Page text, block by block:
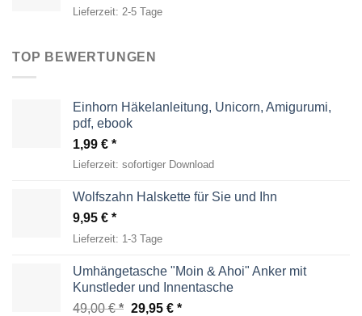
Lieferzeit: 2-5 Tage
TOP BEWERTUNGEN
Einhorn Häkelanleitung, Unicorn, Amigurumi,
pdf, ebook
1,99 €
Lieferzeit: sofortiger Download
Wolfszahn Halskette für Sie und Ihn
9,95 €
Lieferzeit: 1-3 Tage
Umhängetasche "Moin & Ahoi" Anker mit
Kunstleder und Innentasche
49,00€
Ursprünglicher
29,95 € Aktueller